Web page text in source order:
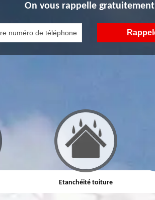
On vous rappelle gratuitement
Etanchéité toiture